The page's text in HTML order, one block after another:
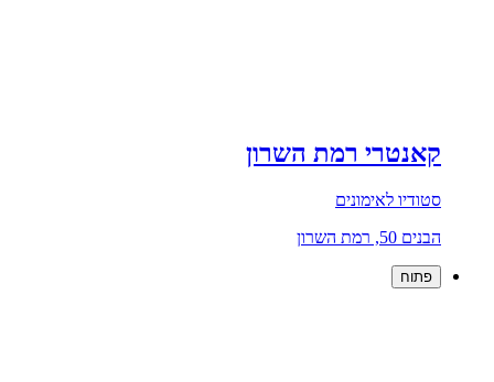
קאנטרי רמת השרון
סטודיו לאימונים
הבנים 50, רמת השרון
פתוח